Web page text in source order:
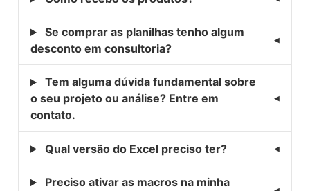
Se comprar as planilhas tenho algum
desconto em consultoria?
Tem alguma dúvida fundamental sobre
o seu projeto ou análise? Entre em
contato.
Qual versão do Excel preciso ter?
Preciso ativar as macros na minha